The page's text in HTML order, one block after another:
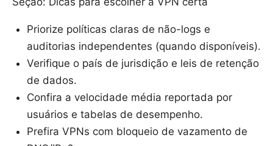
Priorize políticas claras de não-logs e
auditorias independentes (quando disponíveis).
Verifique o país de jurisdição e leis de retenção
de dados.
Confira a velocidade média reportada por
usuários e tabelas de desempenho.
Prefira VPNs com bloqueio de vazamento de